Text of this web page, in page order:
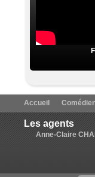
Accueil
Les agents
Anne-Claire